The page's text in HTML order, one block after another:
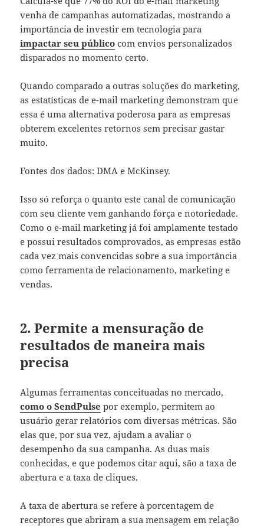
venha de campanhas automatizadas, mostrando a
importância de investir em tecnologia para
impactar seu público com envios personalizados
disparados no momento certo.
Quando comparado a outras soluções do marketing,
as estatísticas de e-mail marketing demonstram que
essa é uma alternativa poderosa para as empresas
obterem excelentes retornos sem precisar gastar
muito.
Fontes dos dados: DMA e McKinsey.
Isso só reforça o quanto este canal de comunicação
com seu cliente vem ganhando força e notoriedade.
Como o e-mail marketing já foi amplamente testado
e possui resultados comprovados, as empresas estão
cada vez mais convencidas sobre a sua importância
como ferramenta de relacionamento, marketing e
vendas.
2. Permite a mensuração de
resultados de maneira mais
precisa
Algumas ferramentas conceituadas no mercado,
como o SendPulse por exemplo, permitem ao
usuário gerar relatórios com diversas métricas. São
elas que, por sua vez, ajudam a avaliar o
desempenho da sua campanha. As duas mais
conhecidas, e que podemos citar aqui, são a taxa de
abertura e a taxa de cliques.
A taxa de abertura se refere à porcentagem de
receptores que abriram a sua mensagem em relação